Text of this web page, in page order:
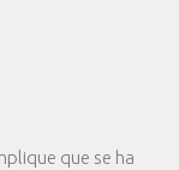
que se ha